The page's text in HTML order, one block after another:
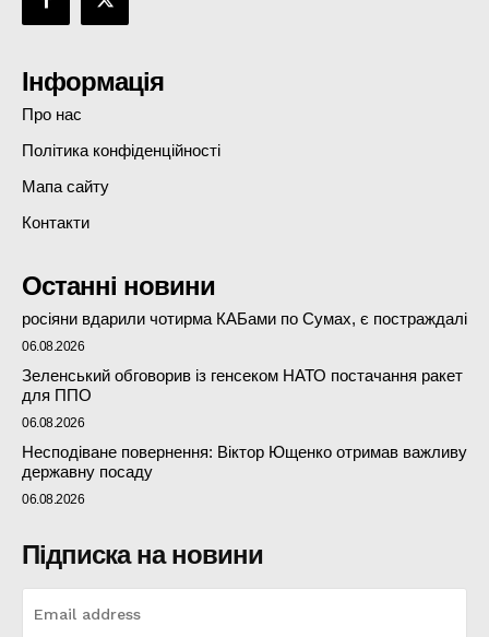
Інформація
Про нас
Політика конфіденційності
Мапа сайту
Контакти
Останні новини
росіяни вдарили чотирма КАБами по Сумах, є постраждалі
06.08.2026
Зеленський обговорив із генсеком НАТО постачання ракет
для ППО
06.08.2026
Несподіване повернення: Віктор Ющенко отримав важливу
державну посаду
06.08.2026
Підписка на новини